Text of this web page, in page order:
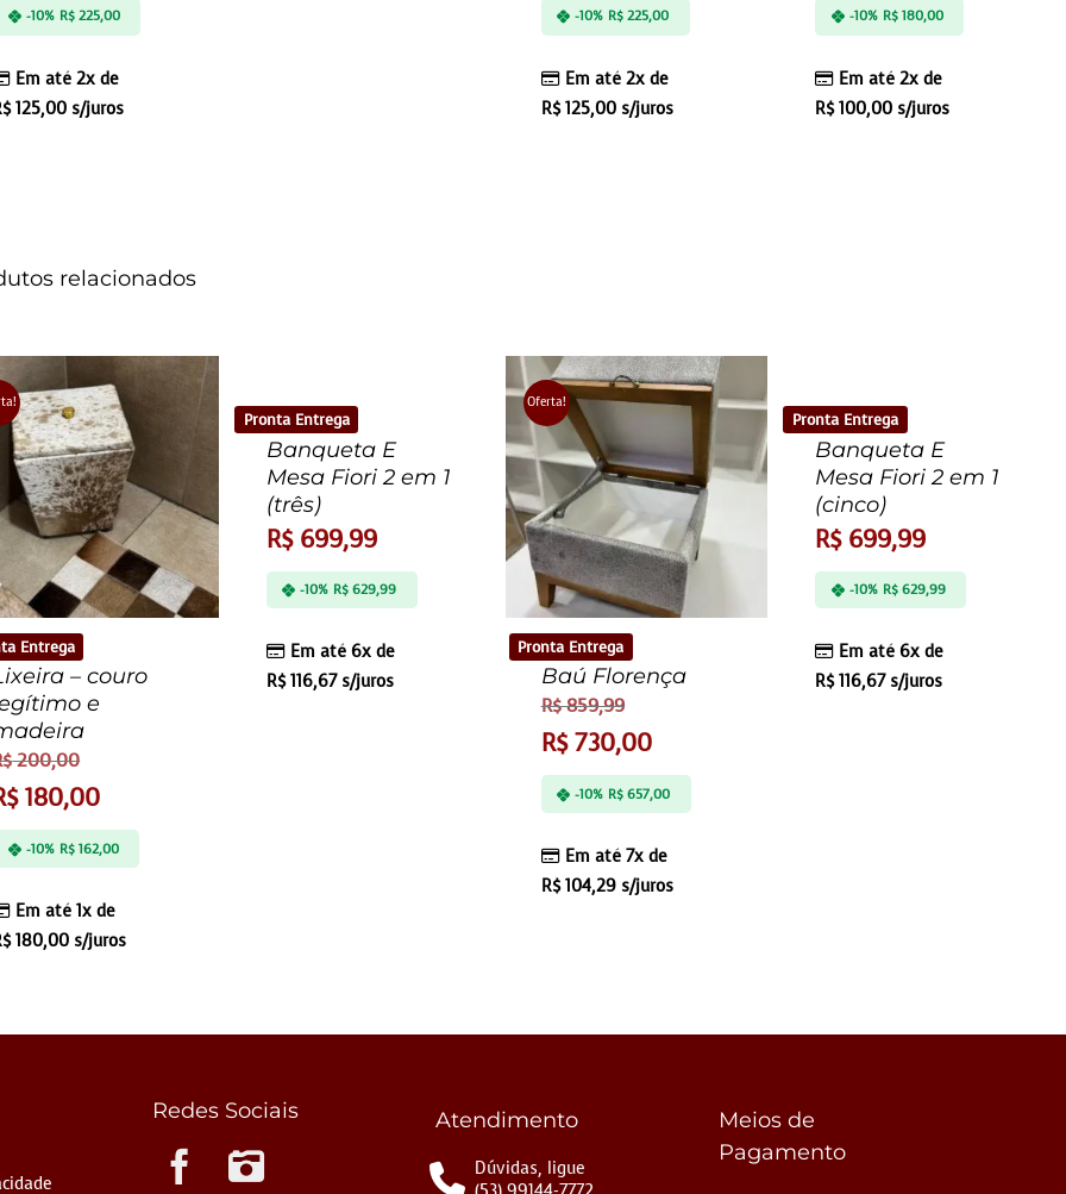
Em até 2x de
125,00 s/juros
-10% R$225,00
Em até 2x de
R$125,00s/juros
-10% R$ 225,00
Em até 2x de
R$100,00 s/juros
-10% R$180,00
relacionados
Entrega
– couro
e
200,00
180,00
Em até 1x de
180,00 s/juros
-10% R$162,00
Pronta Entrega
Banqueta E
Mesa Fiori 2 em 1
(três)
R$699,99
Em até 6x de
R$116,67s/juros
-10% R$ 629,99
Oferta!
Pronta Entrega
Baú Florença
R$859,99
R$730,00
Em até 7x de
R$104,29s/juros
-10% R$ 657,00
Pronta Entrega
Banqueta E
Mesa Fiori 2 em 1
(cinco)
R$699,99
Em até 6x de
R$116,67s/juros
-10% R$629,99
Redes Sociais Atendimento
Dúvidas, ligue
Meios de
Pagamento